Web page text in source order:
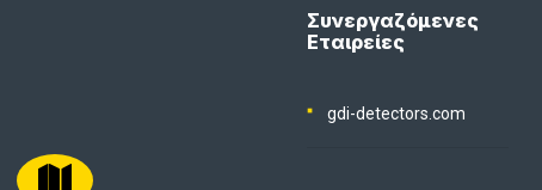
Συνεργαζόμενες
Εταιρείες
gdi-detectors.com